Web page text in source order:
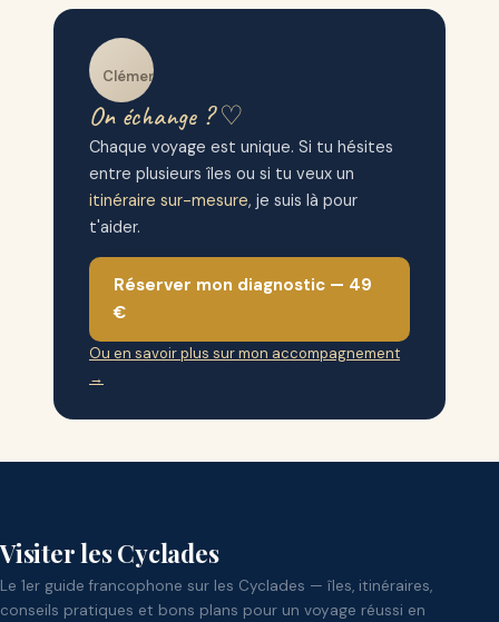
On échange ? ♡
Chaque voyage est unique. Si tu hésites
entre plusieurs îles ou si tu veux un
itinéraire sur-mesure, je suis là pour
t'aider.
Réserver mon diagnostic — 49
€
Ou en savoir plus sur mon accompagnement
→
Visiter les Cyclades
Le 1er guide francophone sur les Cyclades — îles, itinéraires,
conseils pratiques et bons plans pour un voyage réussi en